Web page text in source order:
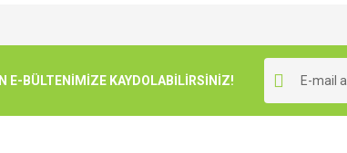
E-BÜLTENİMİZE KAYDOLABİLİRSİNİZ!